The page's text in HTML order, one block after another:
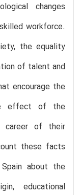
changes
workforce.
the equality
of talent and
encourage the
effect of the
career of their
these facts
about the
educational